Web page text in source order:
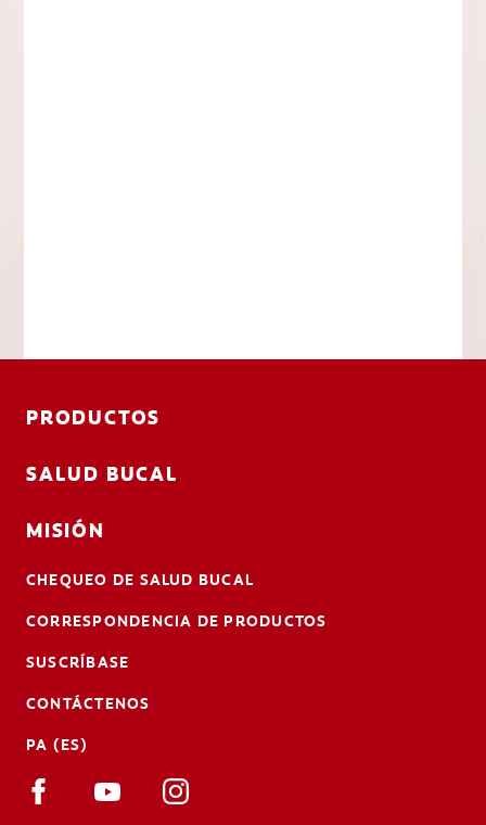
PRODUCTOS
SALUD BUCAL
MISIÓN
CHEQUEO DE SALUD BUCAL
CORRESPONDENCIA DE PRODUCTOS
SUSCRÍBASE
CONTÁCTENOS
PA (ES)